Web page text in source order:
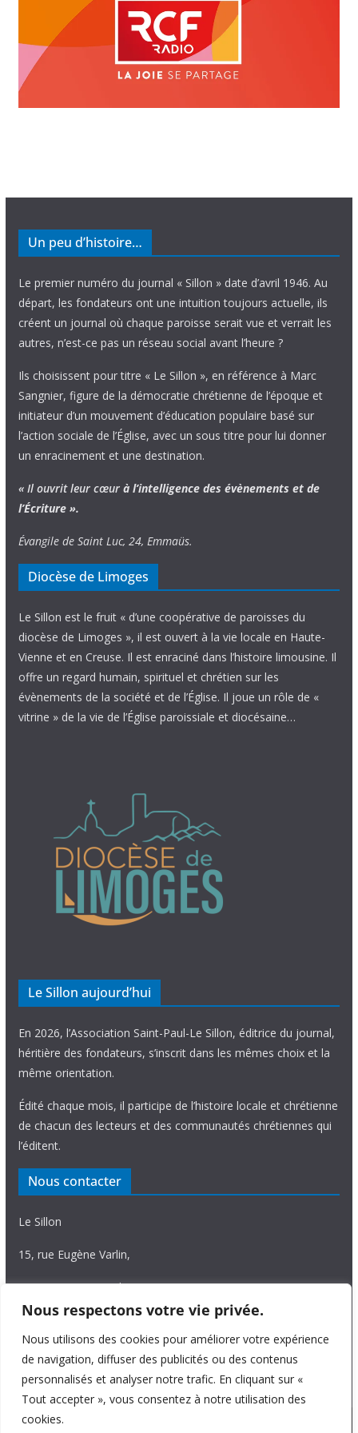
Nous respectons votre vie privée.
Nous utilisons des cookies pour améliorer votre expérience
de navigation, diffuser des publicités ou des contenus
personnalisés et analyser notre trafic. En cliquant sur «
Tout accepter », vous consentez à notre utilisation des
cookies.
Un peu d’histoire…
Le premier numéro du journal « Sillon » date d’avril 1946. Au
départ, les fondateurs ont une intuition toujours actuelle, ils
créent un journal où chaque paroisse serait vue et verrait les
autres, n’est-ce pas un réseau social avant l’heure ?
Ils choisissent pour titre « Le Sillon », en référence à Marc
Sangnier, figure de la démocratie chrétienne de l’époque et
initiateur d’un mouvement d’éducation populaire basé sur
l’action sociale de l’Église, avec un sous titre pour lui donner
un enracinement et une destination.
« Il ouvrit leur cœur à l’intelligence des évènements et de
l’Écriture ».
Évangile de Saint Luc, 24, Emmaüs.
Diocèse de Limoges
Le Sillon est le fruit « d’une coopérative de paroisses du
diocèse de Limoges », il est ouvert à la vie locale en Haute-
Vienne et en Creuse. Il est enraciné dans l’histoire limousine. Il
offre un regard humain, spirituel et chrétien sur les
évènements de la société et de l’Église. Il joue un rôle de «
vitrine » de la vie de l’Église paroissiale et diocésaine…
Le Sillon aujourd’hui
En 2026, l’Association Saint-Paul-Le Sillon, éditrice du journal,
héritière des fondateurs, s’inscrit dans les mêmes choix et la
même orientation.
Édité chaque mois, il participe de l’histoire locale et chrétienne
de chacun des lecteurs et des communautés chrétiennes qui
l’éditent.
Nous contacter
Le Sillon
15, rue Eugène Varlin,
87036 Limoges Cedex.
Tél. 05 55 06 14 15
Nous écrire